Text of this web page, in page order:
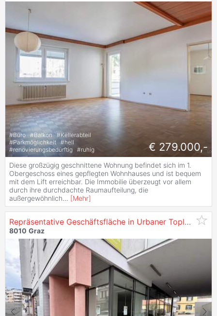
#Büro #Balkon #Kellerabteil
#Parkmöglichkeit #hell
#renovierungsbedürftig #ruhig € 279.000,-
Diese großzügig geschnittene Wohnung befindet sich im 1.
Obergeschoss eines gepflegten Wohnhauses und ist bequem
mit dem Lift erreichbar. Die Immobilie überzeugt vor allem
durch ihre durchdachte Raumaufteilung, die
außergewöhnlich... [Mehr]
Repräsentative Geschäftsfläche in Urbaner Toplage von
8010 Graz